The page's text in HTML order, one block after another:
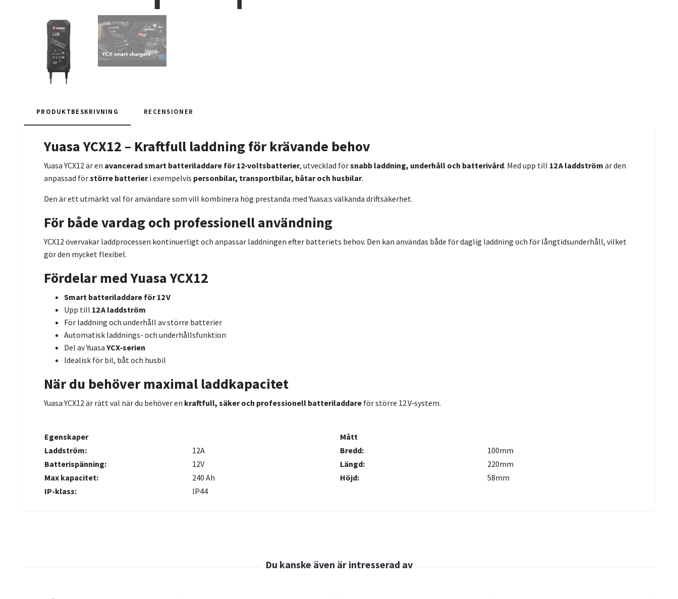
PRODUKTBESKRIVNING RECENSIONER
Yuasa YCX12 – Kraftfull laddning för krävande behov
Yuasa YCX12 är en avancerad smart batteriladdare för 12‑voltsbatterier, utvecklad försnabb laddning, underhåll och batterivård. Med upp till 12 A laddström är den
anpassad förstörre batterieri exempelvis personbilar, transportbilar, båtar och husbilar.
Den är ett utmärkt val för användare som vill kombinera hög prestanda med Yuasa:s välkända driftsäkerhet.
För både vardag och professionell användning
YCX12 övervakar laddprocessen kontinuerligt och anpassar laddningen efter batteriets behov. Den kan användas både för daglig laddning och för långtidsunderhåll, vilket
gör den mycket flexibel.
Fördelar med Yuasa YCX12
Smart batteriladdare för 12 V
Upp till 12 A laddström
För laddning och underhåll av större batterier
Automatisk laddnings- och underhållsfunktion
Del av Yuasa YCX‑serien
Idealisk för bil, båt och husbil
När du behöver maximal laddkapacitet
Yuasa YCX12 är rätt val när du behöver en kraftfull, säker och professionell batteriladdare för större 12 V‑system.
Egenskaper
Mått
Laddström:
12A Bredd:
100mm
Batterispänning:
12V Längd:
220mm
Max kapacitet:
240 Ah Höjd:
58mm
IP-klass:
IP44